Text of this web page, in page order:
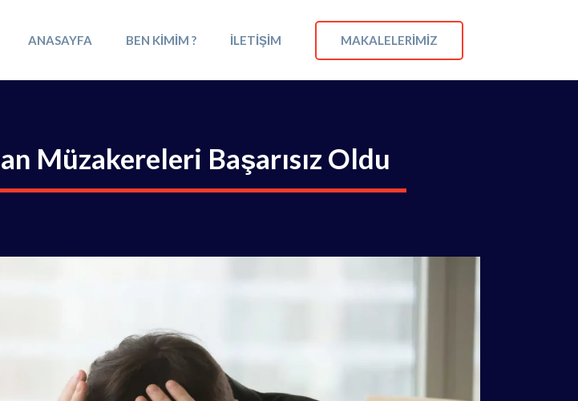
ANASAYFA BEN KIMIM ? İLETIŞIM MAKALELERIMIZ
Müzakereleri Başarısız Oldu